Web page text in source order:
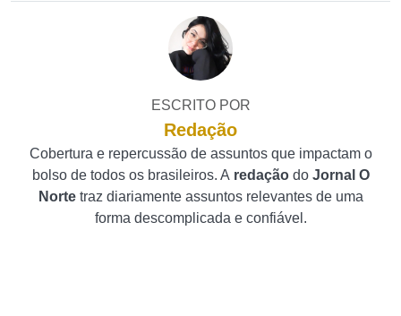
ESCRITO POR
Redação
Cobertura e repercussão de assuntos que impactam o
bolso de todos os brasileiros. A redação do Jornal O
Norte traz diariamente assuntos relevantes de uma
forma descomplicada e confiável.